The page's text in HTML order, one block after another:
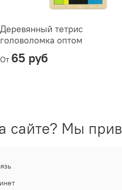
Деревянный тетрис
головоломка оптом
От 65 руб
сайте? Мы